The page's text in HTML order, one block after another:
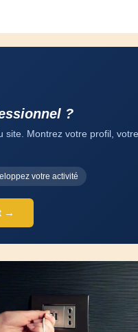
?
Montrez votre profil,
votre activité
→